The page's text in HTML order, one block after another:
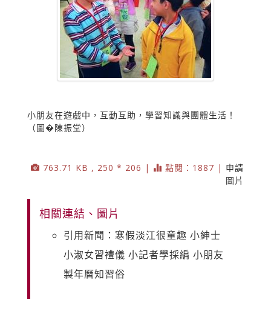
小朋友在遊戲中，互動互助，學習知識與團體生活！
（圖�陳振堂）
763.71 KB , 250 * 206 | 點閱：1887 | 申請
圖片
相關連結、圖片
引用新聞：寒假淡江很童趣 小紳士
小淑女習禮儀 小記者學採編 小朋友
製年曆知習俗